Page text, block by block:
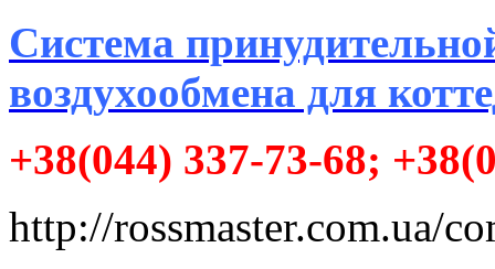
Система
воздухообмена для
+38(044) 337-73-68;
http://rossmaster.com.ua/